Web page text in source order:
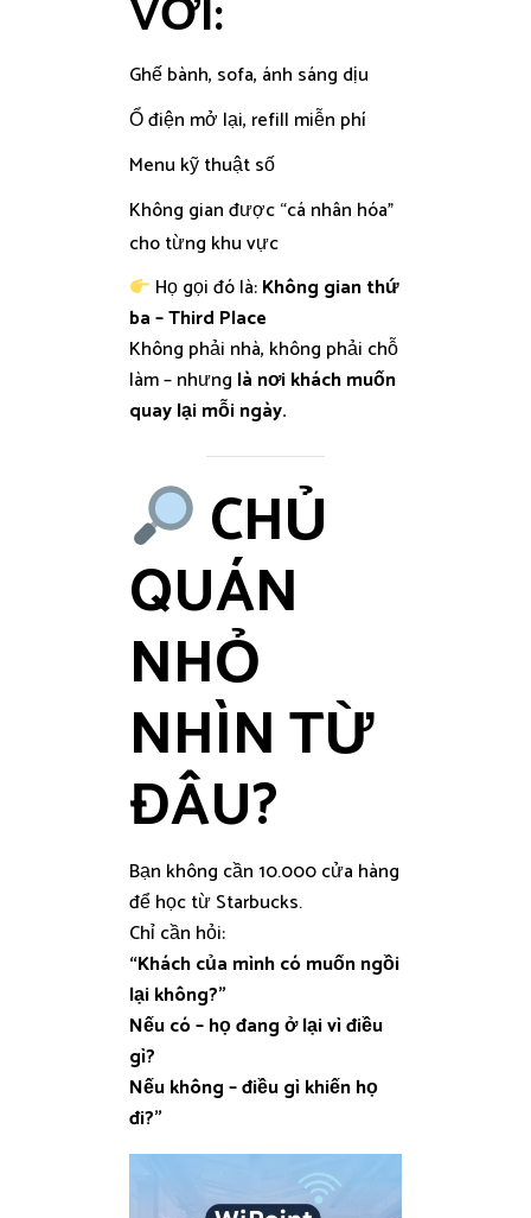
VỚI:
Ghế bành, sofa, ánh sáng dịu
Ổ điện mở lại, refill miễn phí
Menu kỹ thuật số
Không gian được “cá nhân hóa”
cho từng khu vực
Họ gọi đó là:Không gian thứ
ba – Third Place
Không phải nhà, không phải chỗ
làm – nhưng là nơi khách muốn
quay lại mỗi ngày.
CHỦ
QUÁN
NHỎ
NHÌN TỪ
ĐÂU?
Bạn không cần 10.000 cửa hàng
để học từ Starbucks.
Chỉ cần hỏi:
“Khách của mình có muốn ngồi
lại không?”
Nếu có – họ đang ở lại vì điều
gì?
Nếu không – điều gì khiến họ
đi?”